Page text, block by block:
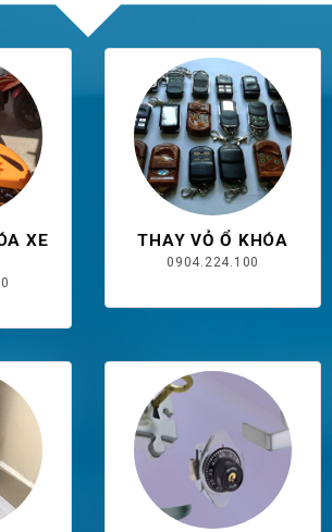
XE
THAY VỎ Ổ KHÓA
0904.224.100